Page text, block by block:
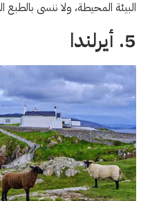
البيئة المحيطة، ولا ننسى بالطبع
5. أيرلندا